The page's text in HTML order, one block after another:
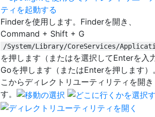
Finderを使用します。Finderを開き、
Command + Shift + G
/System/Library/CoreServices/
を押します（またはを選択してEnterを入
Goを押します（またはEnterを押します）
こからディレクトリユーティリティを開
す。